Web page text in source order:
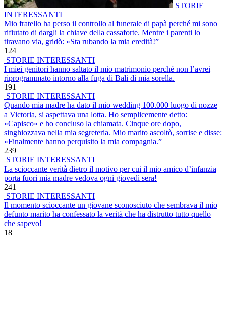
STORIE
INTERESSANTI
Mio fratello ha perso il controllo al funerale di papà perché mi sono
rifiutato di dargli la chiave della cassaforte. Mentre i parenti lo
tiravano via, gridò: «Sta rubando la mia eredità!”
124
STORIE INTERESSANTI
I miei genitori hanno saltato il mio matrimonio perché non l’avrei
riprogrammato intorno alla fuga di Bali di mia sorella.
191
STORIE INTERESSANTI
Quando mia madre ha dato il mio wedding 100.000 luogo di nozze
a Victoria, si aspettava una lotta. Ho semplicemente detto:
«Capisco» e ho concluso la chiamata. Cinque ore dopo,
singhiozzava nella mia segreteria. Mio marito ascoltò, sorrise e disse:
«Finalmente hanno perquisito la mia compagnia.”
239
STORIE INTERESSANTI
La scioccante verità dietro il motivo per cui il mio amico d’infanzia
porta fuori mia madre vedova ogni giovedì sera!
241
STORIE INTERESSANTI
Il momento scioccante un giovane sconosciuto che sembrava il mio
defunto marito ha confessato la verità che ha distrutto tutto quello
che sapevo!
18